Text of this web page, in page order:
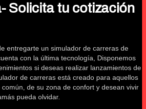
Solicita tu cotización
entregarte un simulador de carreras de
con la última tecnología, Disponemos
si deseas realizar lanzamientos de
de carreras está creado para aquellos
de su zona de confort y desean vivir
pueda olvidar.